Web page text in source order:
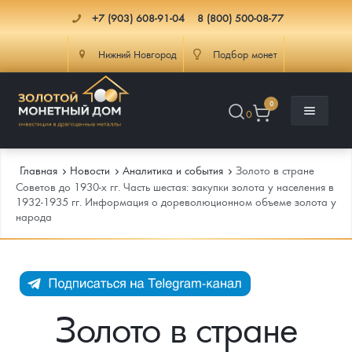
+7 (903) 608-91-04 8 (800) 500-08-77
Нижний Новгород Подбор монет
0
0
Каталог
Инвестиционные монеты
Монеты Россия и СССР
Памятные и старинные монеты
Как сделать заказ
Подлинность монет
Доставка
Главная Новости Аналитика и события
Золото в стране
Советов до 1930-х гг. Часть шестая: закупки золота у населения в
1932-1935 гг. Информация о дореволюционном объеме золота у
народа
Золото в стране